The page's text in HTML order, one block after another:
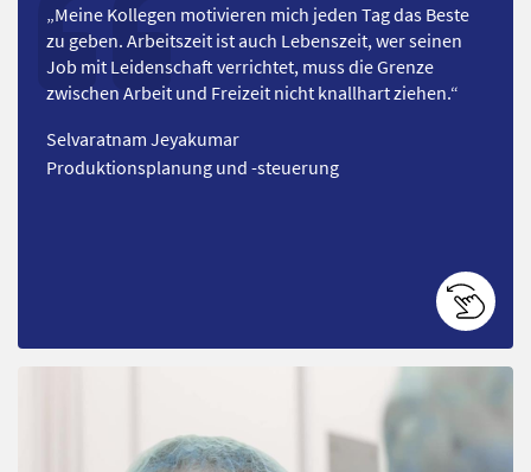
„Meine Kollegen motivieren mich jeden Tag das Beste
zu geben. Arbeitszeit ist auch Lebenszeit, wer seinen
Job mit Leidenschaft verrichtet, muss die Grenze
zwischen Arbeit und Freizeit nicht knallhart ziehen.“
Selvaratnam Jeyakumar
Produktionsplanung und -steuerung